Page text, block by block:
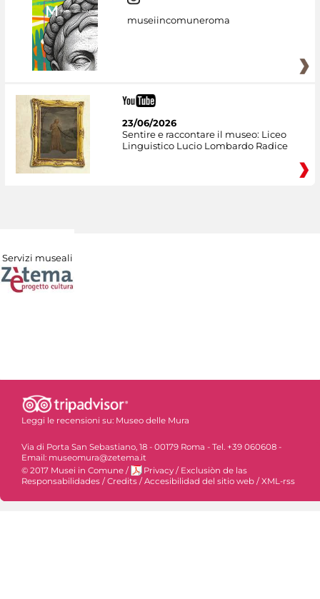
museiincomuneroma
23/06/2026
Sentire e raccontare il museo: Liceo
Linguistico Lucio Lombardo Radice
Servizi museali
Leggi le recensioni su: Museo delle Mura
Via di Porta San Sebastiano, 18 - 00179 Roma - Tel. +39 060608 -
Email: museomura@zetema.it
© 2017 Musei in Comune / Privacy / Exclusiòn de las
Responsabilidades /Credits /Accesibilidad del sitio web /XML-rss